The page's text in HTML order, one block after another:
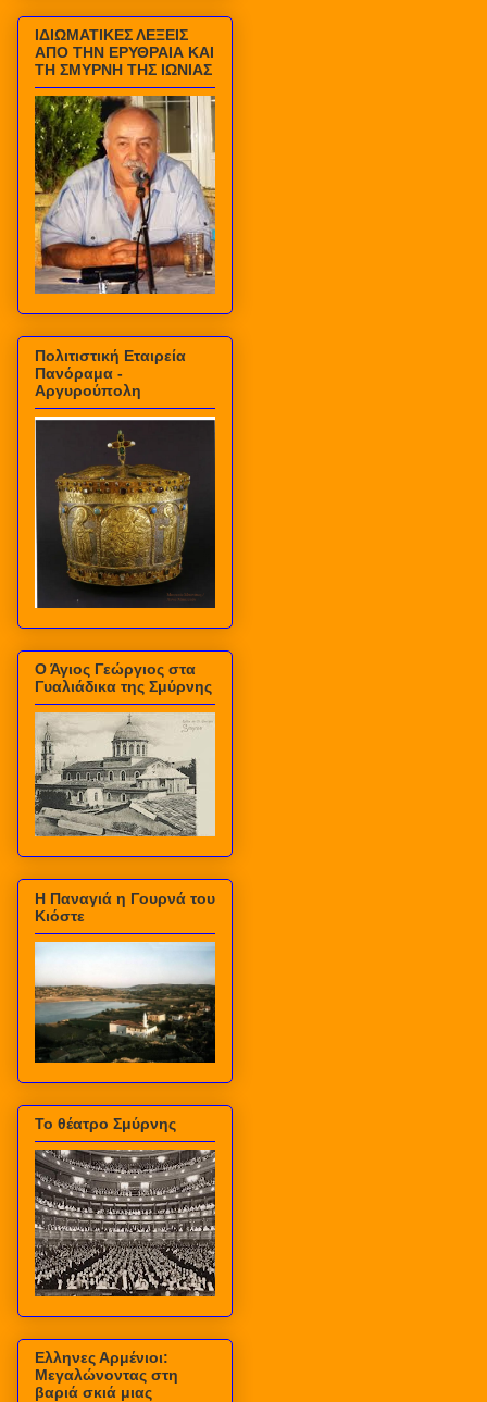
ΙΔΙΩΜΑΤΙΚΕΣ ΛΕΞΕΙΣ
ΑΠΟ ΤΗΝ ΕΡΥΘΡΑΙΑ ΚΑΙ
ΤΗ ΣΜΥΡΝΗ ΤΗΣ ΙΩΝΙΑΣ
Πολιτιστική Εταιρεία
Πανόραμα -
Αργυρούπολη
Ο Άγιος Γεώργιος στα
Γυαλιάδικα της Σμύρνης
Η Παναγιά η Γουρνά του
Κιόστε
Το θέατρο Σμύρνης
Ελληνες Αρμένιοι:
Μεγαλώνοντας στη
βαριά σκιά μιας